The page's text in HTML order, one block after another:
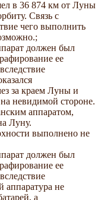
в 36 874 км от Луны
Связь с
чего выполнить
должен был
ее
за краем Луны и
на невидимой стороне.
аппаратом,
Луну.
выполнено не
должен был
ее
аппаратура не
а